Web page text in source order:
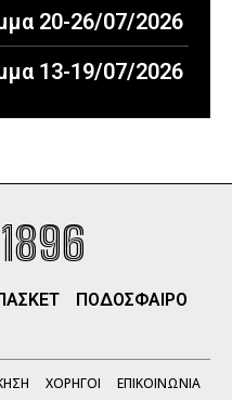
20-26/07/2026
13-19/07/2026
ΠΟΔΟΣΦΑΙΡΟ
ΧΟΡΗΓΟΙ ΕΠΙΚΟΙΝΩΝΙΑ